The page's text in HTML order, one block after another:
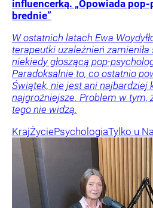
influencerką. „Opowiada
brednie”
W ostatnich latach Ewa
terapeutki uzależnień
niekiedy głoszącą pop-
Paradoksalnie to, co ostatnio
Świątek, nie jest ani najbardziej
najgroźniejsze. Problem w tym,
tego nie widzą.
KrajŻyciePsychologiaTylko u